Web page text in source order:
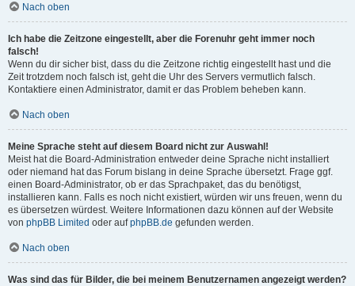
Nach oben
Ich habe die Zeitzone eingestellt, aber die Forenuhr geht immer noch
falsch!
Wenn du dir sicher bist, dass du die Zeitzone richtig eingestellt hast und die
Zeit trotzdem noch falsch ist, geht die Uhr des Servers vermutlich falsch.
Kontaktiere einen Administrator, damit er das Problem beheben kann.
Nach oben
Meine Sprache steht auf diesem Board nicht zur Auswahl!
Meist hat die Board-Administration entweder deine Sprache nicht installiert
oder niemand hat das Forum bislang in deine Sprache übersetzt. Frage ggf.
einen Board-Administrator, ob er das Sprachpaket, das du benötigst,
installieren kann. Falls es noch nicht existiert, würden wir uns freuen, wenn du
es übersetzen würdest. Weitere Informationen dazu können auf der Website
von phpBB Limited oder aufphpBB.de gefunden werden.
Nach oben
Was sind das für Bilder, die bei meinem Benutzernamen angezeigt werden?